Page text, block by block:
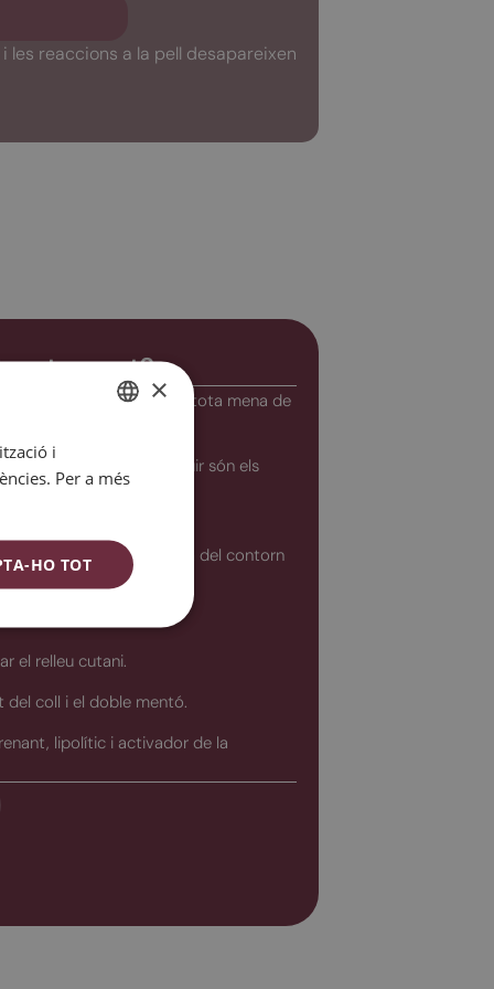
les reaccions a la pell desapareixen
és adequat per a tota mena de
que es poden aconseguir són els
facial.
del front i la zona del contorn
el relleu cutani.
coll i el doble mentó.
lipolític i activador de la
CATALAN
ESPAÑOL
×
i
Per a més
HO TOT